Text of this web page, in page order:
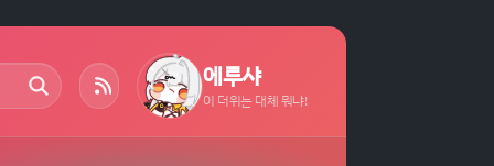
에루샤
이 더위는 대체 뭐냐!